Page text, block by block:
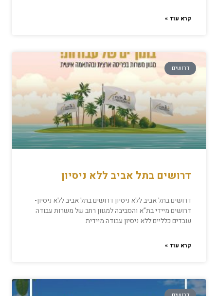
קרא עוד »
דרושים
דרושים בתל אביב ללא ניסיון
דרושים בתל אביב ללא ניסיון דרושים בתל אביב ללא ניסיון-
דרושים מיידי בת”א והסביבה למגוון רחב של משרות עבודה
עובדים כלליים ללא ניסיון עבודה מיידית
קרא עוד »